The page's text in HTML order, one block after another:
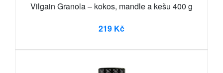
Vilgain Granola – kokos, mandle a kešu 400 g
219 Kč